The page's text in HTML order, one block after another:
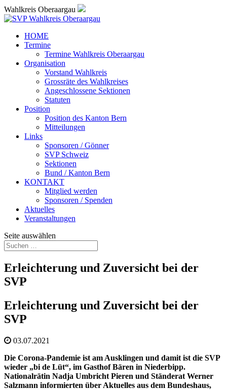
Wahlkreis Oberaargau
HOME
Termine
Termine Wahlkreis Oberaargau
Organisation
Vorstand Wahlkreis
Grossräte des Wahlkreises
Angeschlossene Sektionen
Statuten
Position
Position des Kanton Bern
Mitteilungen
Links
Sponsoren / Gönner
SVP Schweiz
Sektionen
Bund / Kanton Bern
KONTAKT
Mitglied werden
Sponsoren / Spenden
Aktuelles
Veranstaltungen
Seite auswählen
Erleichterung und Zuversicht bei der
SVP
Erleichterung und Zuversicht bei der
SVP
03.07.2021
Die Corona-Pandemie ist am Ausklingen und damit ist die SVP
wieder „bi de Lüt“, im Gasthof Bären in Niederbipp.
Nationalrätin Nadja Umbricht Pieren und Ständerat Werner
Salzmann informierten über Aktuelles aus dem Bundeshaus,